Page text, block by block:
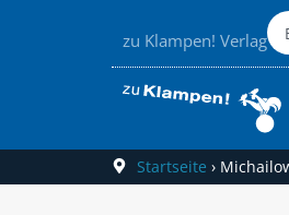
zu Klampen! Verlag
Startseite ›